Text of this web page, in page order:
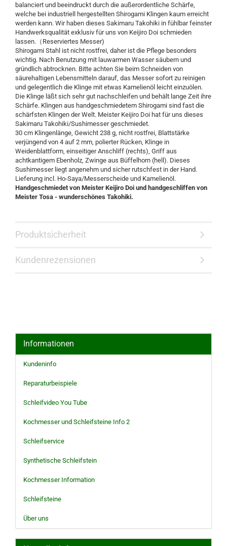
balanciert und beeindruckt durch die außerordentliche Schärfe,
welche bei industriell hergestellten Shirogami Klingen kaum erreicht
werden kann. Wir haben dieses Sakimaru Takohiki in fühlbar feinster
Handwerksqualität exklusiv für uns von Keijiro Doi schmieden
lassen.（Reserviertes Messer)
Shirogami Stahl ist nicht rostfrei, daher ist die Pflege besonders
wichtig. Nach Benutzung mit lauwarmen Wasser säubern und
gründlich abtrocknen. Bitte achten Sie beim Schneiden von
säurehaltigen Lebensmitteln darauf, das Messer sofort zu reinigen
und gelegentlich die Klinge mit etwas Kamelienöl leicht einzuölen.
Die Klinge läßt sich sehr gut nachschleifen und behält lange Zeit ihre
Schärfe. Klingen aus handgeschmiedetem Shirogami sind fast die
schärfsten Klingen der Welt. Meister Keijiro Doi hat für uns dieses
Sakimaru Takohiki/Sushimesser geschmiedet.
30 cm Klingenlänge, Gewicht 238 g, nicht rostfrei, Blattstärke
verjüngend von 4 auf 2 mm, polierter Rücken, Klinge in
Weidenblattform, einseitiger Anschliff (rechts), Griff aus
achtkantigem Ebenholz, Zwinge aus Büffelhorn (hell). Dieses
Sushimesser liegt angenehm und sicher rutschfest in der Hand.
Lieferung incl. Ho-Saya/Messerscheide und Kamelienöl.
Handgeschmiedet von Meister Keijiro Doi und handgeschliffen von
Meister Tosa - wunderschönes Takohiki.
Produktsicherheit
Kundenrezensionen
Informationen
Kundeninfo
Reparaturbeispiele
Schleifvideo You Tube
Kochmesser und Schleifsteine Info 2
Schleifservice
Synthetische Schleifstein
Kochmesser Information
Schleifsteine
Über uns